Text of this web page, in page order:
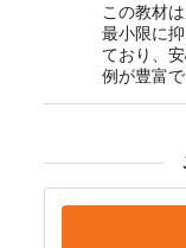
この教材
最小限に
ており、
例が豊富